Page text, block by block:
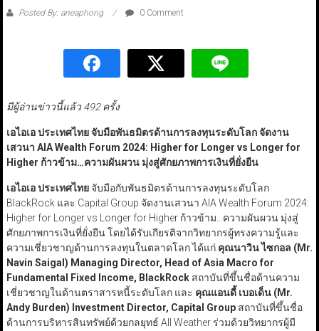
Posted By: aneaphong 0 Comment
มีผู้อ่านข่าวนี้แล้ว 492 ครั้ง
เอไอเอ ประเทศไทย จับมือพันธมิตรด้านการลงทุนระดับโลก จัดงาน
เสวนา AIA Wealth Forum 2024: Higher for Longer vs Longer for
Higher ก้าวข้าม…ความผันผวน มุ่งสู่ศักยภาพการเงินที่ยั่งยืน
เอไอเอ ประเทศไทยจับมือกับพันธมิตรด้านการลงทุนระดับโลก
BlackRock และ Capital Group จัดงานเสวนา AIA Wealth Forum 2024:
Higher for Longer vs Longer for Higher ก้าวข้าม…ความผันผวน มุ่งสู่
ศักยภาพการเงินที่ยั่งยืน โดยได้รับเกียรติจากวิทยากรผู้ทรงความรู้และ
ความเชี่ยวชาญด้านการลงทุนในตลาดโลก ได้แก่ คุณนาวิน ไซกอล (Mr.
Navin Saigal) Managing Director, Head of Asia Macro for
Fundamental Fixed Income, BlackRock สถาบันที่ขึ้นชื่อด้านความ
เชี่ยวชาญในด้านตราสารหนี้ระดับโลก และ คุณแอนดี้ เบอเด็น (Mr.
Andy Burden) Investment Director, Capital Group สถาบันที่ขึ้นชื่อ
ด้านการบริหารสินทรัพย์ด้วยกลยุทธ์ All Weather ร่วมด้วยวิทยากรผู้มี